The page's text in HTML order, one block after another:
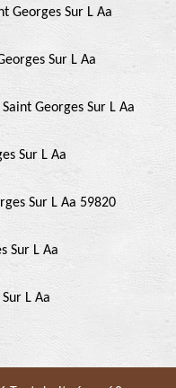
Georges Sur L Aa
Sur L Aa
Georges Sur L Aa
Sur L Aa
Sur L Aa 59820
Sur L Aa
L Aa